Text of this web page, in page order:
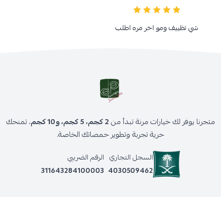
شي تظييف ومو اخر مره اطلب
متجرنا يوفر لك خيارات مرنة تبدأ من2 كجم، 5 كجم، و10 كجم
، تمنحك
حرية تجربة وتطوير حمصاتك الخاصة.
السجل التجاري
4030509462
الرقم الضريبي
311643284100003